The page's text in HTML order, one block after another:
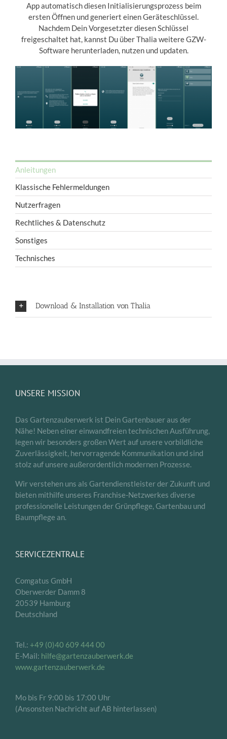
App automatisch diesen Initialisierungsprozess beim
ersten Öffnen und generiert einen Geräteschlüssel.
Nachdem Dein Vorgesetzter diesen Schlüssel
freigeschaltet hat, kannst Du über Thalia weitere GZW-
Software herunterladen, nutzen und updaten.
Anleitungen
Klassische Fehlermeldungen
Nutzerfragen
Rechtliches & Datenschutz
Sonstiges
Technisches
Download & Installation von Thalia
UNSERE MISSION
Das Gartenzauberwerk ist Dein Gartenbauer aus der
Nähe! Neben einer einwandfreien technischen Ausführung,
legen wir besonders großen Wert auf unsere vorbildliche
Zuverlässigkeit, hervorragende Kommunikation und sind
stolz auf unsere außerordentlich modernen Prozesse.
Wir verstehen uns als Gartendienstleister der Zukunft und
bieten mithilfe unseres Franchise-Netzwerkes diverse
professionelle Leistungen der Grünpflege, Gartenbau und
Baumpflege an.
SERVICEZENTRALE
Comgatus GmbH
Oberwerder Damm 8
20539 Hamburg
Deutschland
Tel.: +49 (0)40 609 444 00
E-Mail: hilfe@gartenzauberwerk.de
www.gartenzauberwerk.de
Mo bis Fr 9:00 bis 17:00 Uhr
(Ansonsten Nachricht auf AB hinterlassen)